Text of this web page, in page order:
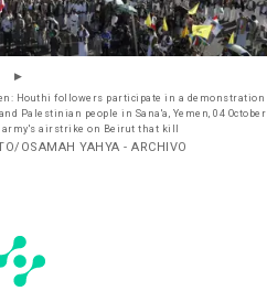
Houthi followers participate in a demonstration
Palestinian people in Sana'a, Yemen, 04 October
airstrike on Beirut that kill
OSAMAH YAHYA - ARCHIVO